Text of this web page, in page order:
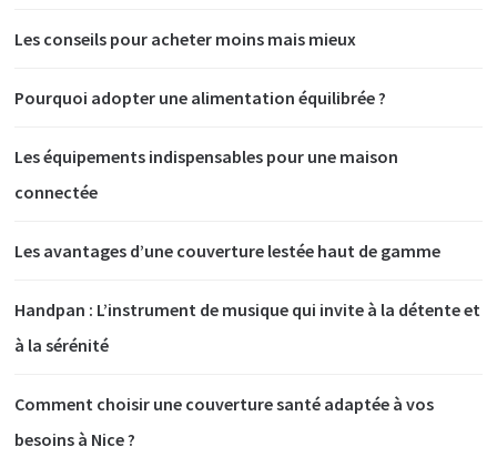
Les conseils pour acheter moins mais mieux
Pourquoi adopter une alimentation équilibrée ?
Les équipements indispensables pour une maison
connectée
Les avantages d’une couverture lestée haut de gamme
Handpan : L’instrument de musique qui invite à la détente et
à la sérénité
Comment choisir une couverture santé adaptée à vos
besoins à Nice ?